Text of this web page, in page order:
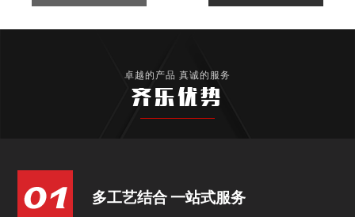
卓越的产品 真诚的服务
齐乐优势
多工艺结合 一站式服务